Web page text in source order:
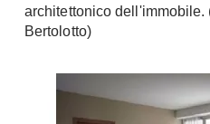
Oggettistica
Complementi arredo
Camere Matrimoniali
architettonico dell'immobile.
Bertolotto)